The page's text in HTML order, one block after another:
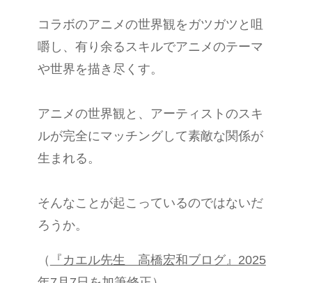
コラボのアニメの世界観をガツガツと咀
嚼し、有り余るスキルでアニメのテーマ
や世界を描き尽くす。
アニメの世界観と、アーティストのスキ
ルが完全にマッチングして素敵な関係が
生まれる。
そんなことが起こっているのではないだ
ろうか。
（
『カエル先生 高橋宏和ブログ』2025